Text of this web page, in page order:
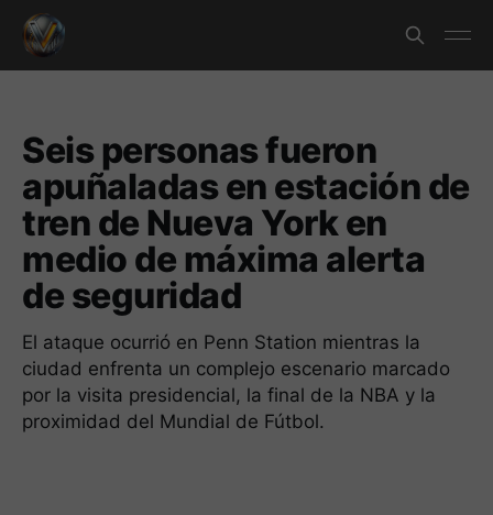
Seis personas fueron
apuñaladas en estación de
tren de Nueva York en
medio de máxima alerta
de seguridad
El ataque ocurrió en Penn Station mientras la
ciudad enfrenta un complejo escenario marcado
por la visita presidencial, la final de la NBA y la
proximidad del Mundial de Fútbol.